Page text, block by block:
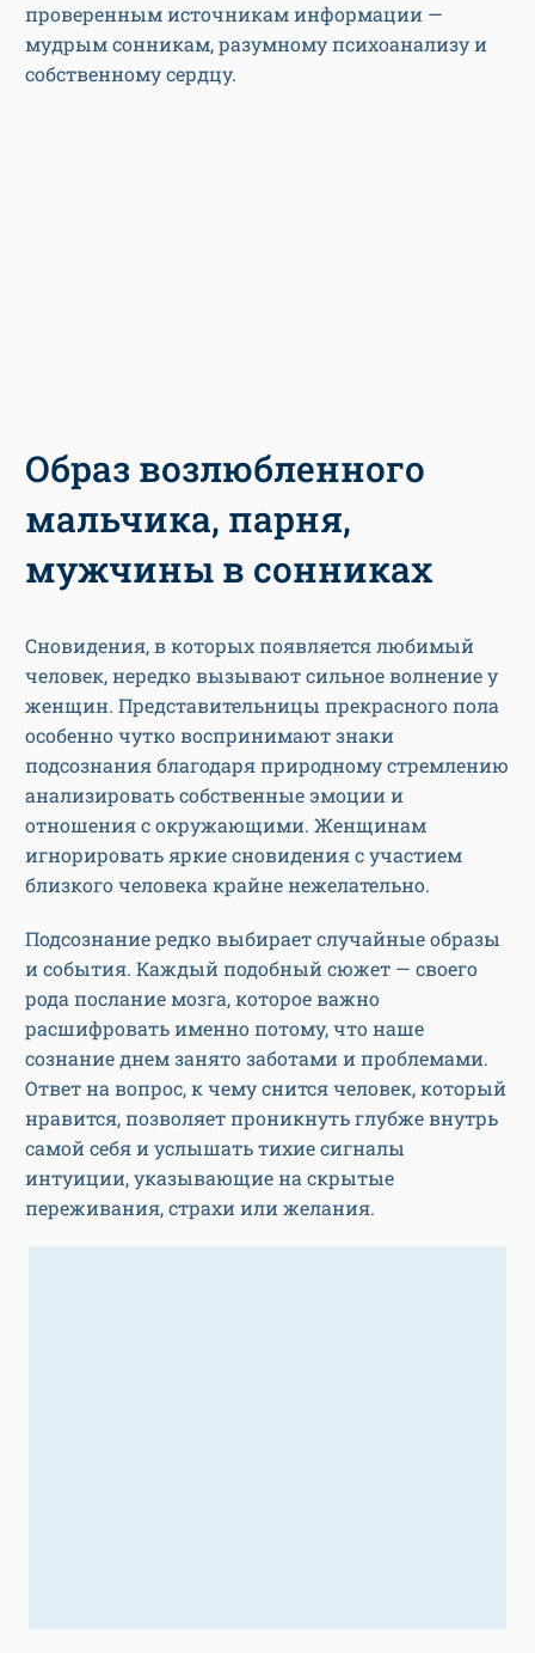
проверенным источникам информации —
мудрым сонникам, разумному психоанализу и
собственному сердцу.
Образ возлюбленного
мальчика, парня,
мужчины в сонниках
Сновидения, в которых появляется любимый
человек, нередко вызывают сильное волнение у
женщин. Представительницы прекрасного пола
особенно чутко воспринимают знаки
подсознания благодаря природному стремлению
анализировать собственные эмоции и
отношения с окружающими. Женщинам
игнорировать яркие сновидения с участием
близкого человека крайне нежелательно.
Подсознание редко выбирает случайные образы
и события. Каждый подобный сюжет — своего
рода послание мозга, которое важно
расшифровать именно потому, что наше
сознание днем занято заботами и проблемами.
Ответ на вопрос, к чему снится человек, который
нравится, позволяет проникнуть глубже внутрь
самой себя и услышать тихие сигналы
интуиции, указывающие на скрытые
переживания, страхи или желания.